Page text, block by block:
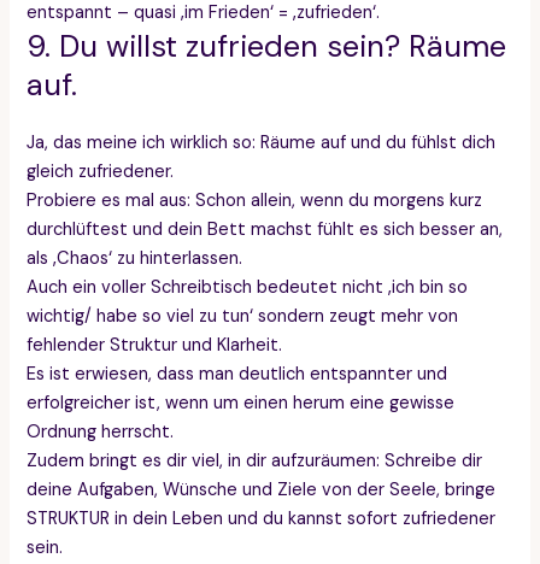
entspannt – quasi ‚im Frieden‘ = ‚zufrieden‘.
9. Du willst zufrieden sein? Räume
auf.
Ja, das meine ich wirklich so: Räume auf und du fühlst dich
gleich zufriedener.
Probiere es mal aus: Schon allein, wenn du morgens kurz
durchlüftest und dein Bett machst fühlt es sich besser an,
als ‚Chaos‘ zu hinterlassen.
Auch ein voller Schreibtisch bedeutet nicht ‚ich bin so
wichtig/ habe so viel zu tun‘ sondern zeugt mehr von
fehlender Struktur und Klarheit.
Es ist erwiesen, dass man deutlich entspannter und
erfolgreicher ist, wenn um einen herum eine gewisse
Ordnung herrscht.
Zudem bringt es dir viel, in dir aufzuräumen: Schreibe dir
deine Aufgaben, Wünsche und Ziele von der Seele, bringe
STRUKTUR in dein Leben und du kannst sofort zufriedener
sein.